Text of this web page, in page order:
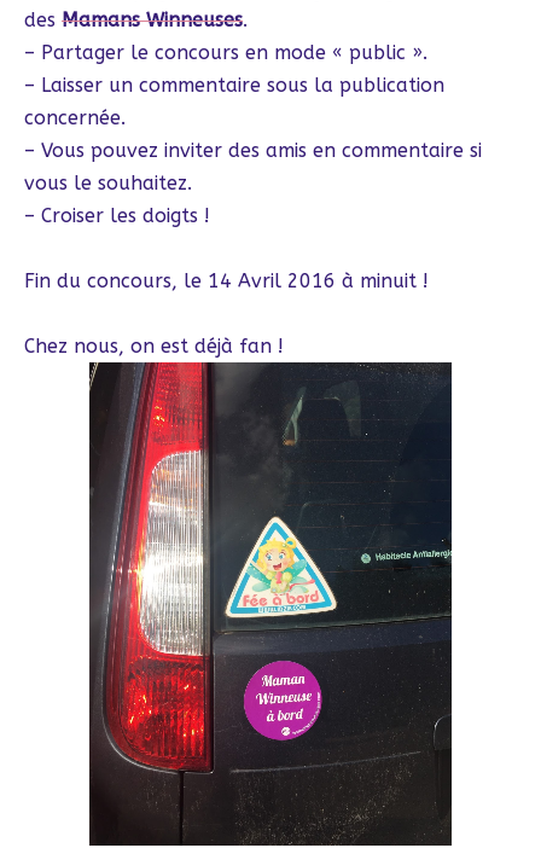
des Mamans Winneuses.
– Partager le concours en mode « public ».
– Laisser un commentaire sous la publication
concernée.
– Vous pouvez inviter des amis en commentaire si
vous le souhaitez.
– Croiser les doigts !
Fin du concours, le 14 Avril 2016 à minuit !
Chez nous, on est déjà fan !